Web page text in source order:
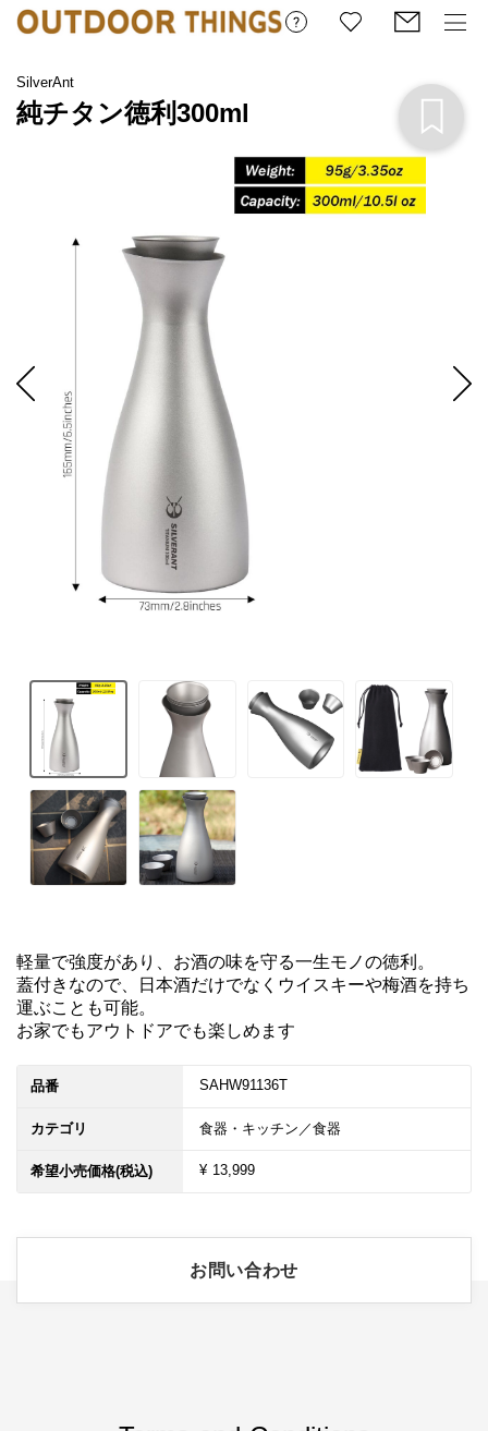
SilverAnt
純チタン徳利300ml
軽量で強度があり、お酒の味を守る一生モノの徳利。
蓋付きなので、日本酒だけでなくウイスキーや梅酒を持ち
運ぶことも可能。
お家でもアウトドアでも楽しめます
品番 SAHW91136T
カテゴリ 食器・キッチン／食器
希望小売価格(税込) ¥ 13,999
お問い合わせ